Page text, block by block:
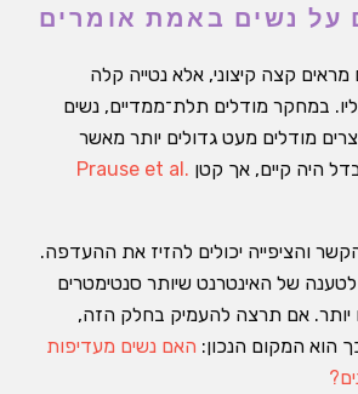
על נשים באמת אומרים
קצה קיצוני, אלא נטייה קלה
במחקר מודלים תלת־ממדיים, נשים
מודלים מעט גדולים יותר מאשר
היה קיים, אך קטן Prause et al.
והציפייה יכולים להזיז את ההעדפה.
של האינטרנט שיותר סנטימטרים
יותר. אם תרצה להעמיק בחלק הזה,
הוא המקום הנכון: האם נשים מעדיפות